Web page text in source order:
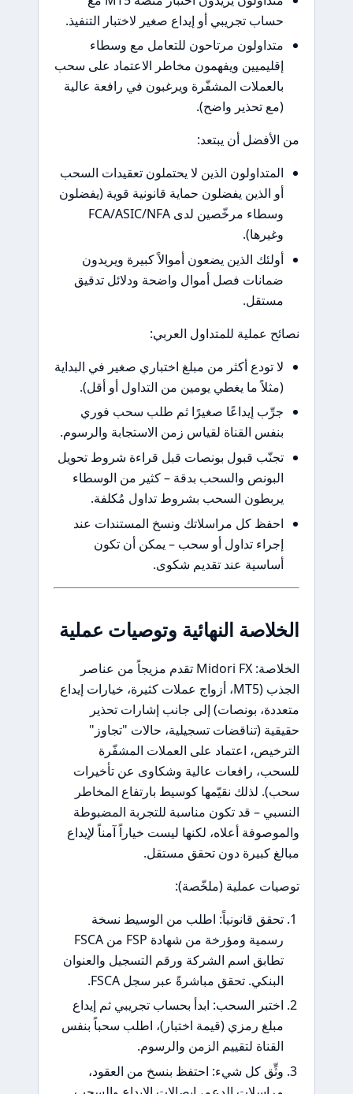
حساب تجريبي أو إيداع صغير لاختبار التنفيذ.
متداولون مرتاحون للتعامل مع وسطاء
إقليميين ويفهمون مخاطر الاعتماد على سحب
بالعملات المشفّرة ويرغبون في رافعة عالية
(مع تحذير واضح).
من الأفضل أن يبتعد:
المتداولون الذين لا يحتملون تعقيدات السحب
أو الذين يفضلون حماية قانونية قوية (يفضلون
وسطاء مرخّصين لدى FCA/ASIC/NFA
أولئك الذين يضعون أموالاً كبيرة ويريدون
ضمانات فصل أموال واضحة ودلائل تدقيق
نصائح عملية للمتداول العربي:
لا تودع أكثر من مبلغ اختباري صغير في البداية
(مثلاً ما يغطي يومين من التداول أو أقل).
جرِّب إيداعًا صغيرًا ثم طلب سحب فوري
بنفس القناة لقياس زمن الاستجابة والرسوم.
تجنّب قبول بونصات قبل قراءة شروط تحويل
البونص والسحب بدقة – كثير من الوسطاء
يربطون السحب بشروط تداول مُكلفة.
احفظ كل مراسلاتك ونسخ المستندات عند
إجراء تداول أو سحب – يمكن أن تكون
أساسية عند تقديم شكوى.
الخلاصة النهائية وتوصيات عملية
الخلاصة: Midori FX تقدم مزيجاً من عناصر
الجذب (MT5، أزواج عملات كثيرة، خيارات إيداع
متعددة، بونصات) إلى جانب إشارات تحذير
حقيقية (تناقضات تسجيلية، حالات "تجاوز"
الترخيص، اعتماد على العملات المشفّرة
للسحب، رافعات عالية وشكاوى عن تأخيرات
سحب). لذلك نقيّمها كوسيط بارتفاع المخاطر
النسبي – قد تكون مناسبة للتجربة المضبوطة
والموصوفة أعلاه، لكنها ليست خياراً آمناً لإيداع
مبالغ كبيرة دون تحقق مستقل.
توصيات عملية (ملخّصة):
تحقق قانونياً: اطلب من الوسيط نسخة
رسمية ومؤرخة من شهادة FSP من FSCA
تطابق اسم الشركة ورقم التسجيل والعنوان
البنكي. تحقق مباشرةً عبر سجل FSCA.
اختبر السحب: ابدأ بحساب تجريبي ثم إيداع
مبلغ رمزي (قيمة اختبار)، اطلب سحباً بنفس
القناة لتقييم الزمن والرسوم.
وثِّق كل شيء: احتفظ بنسخ من العقود،